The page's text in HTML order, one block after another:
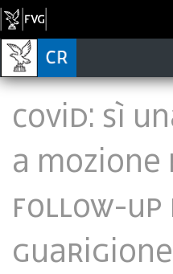
Covid: sì
a
follow-up
guarigione